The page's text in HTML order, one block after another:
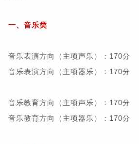
一、音乐类
音乐表演方向（主项声乐）：170分
音乐表演方向（主项器乐）：170分
音乐教育方向（主项声乐）：170分
音乐教育方向（主项器乐）：170分